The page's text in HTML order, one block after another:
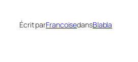
Écrit parFrancoisedansBlabla